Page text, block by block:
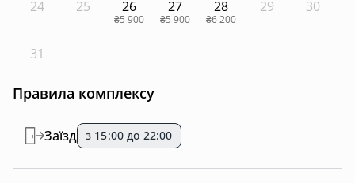
24 25 26
₴5 900
27
₴5 900
28
₴6 200
29 30
31
Правила комплексу
Заїзд з 15:00 до 22:00